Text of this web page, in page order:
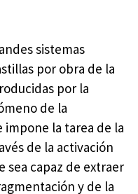
sistemas
por obra de la
por la
de la
impone la tarea de la
de la activación
sea capaz de extraer
y de la